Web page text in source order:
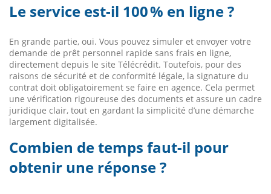
Le service est-il 100 % en ligne ?
En grande partie, oui. Vous pouvez simuler et envoyer votre
demande de prêt personnel rapide sans frais en ligne,
directement depuis le site Télécrédit. Toutefois, pour des
raisons de sécurité et de conformité légale, la signature du
contrat doit obligatoirement se faire en agence. Cela permet
une vérification rigoureuse des documents et assure un cadre
juridique clair, tout en gardant la simplicité d’une démarche
largement digitalisée.
Combien de temps faut-il pour
obtenir une réponse ?